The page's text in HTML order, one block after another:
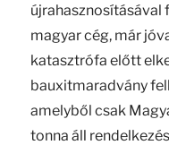
újrahasznosításával
magyar cég, már
katasztrófa előtt
bauxitmaradvány
amelyből csak
tonna áll